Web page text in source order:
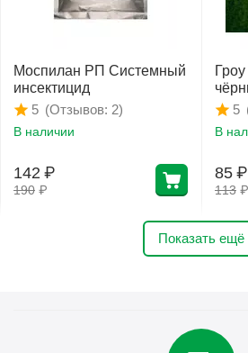
Моспилан РП Системный
инсектицид
(Отзывов: 2)
5
В наличии
190 ₽
142 ₽
5
В
113 ₽
85 ₽
Показать ещё